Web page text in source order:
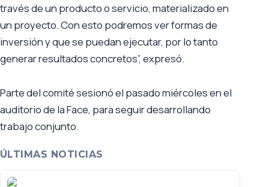
través de un producto o servicio, materializado en
un proyecto. Con esto podremos ver formas de
inversión y que se puedan ejecutar, por lo tanto
generar resultados concretos”, expresó.
Parte del comité sesionó el pasado miércoles en el
auditorio de la Face, para seguir desarrollando
trabajo conjunto.
ÚLTIMAS NOTICIAS